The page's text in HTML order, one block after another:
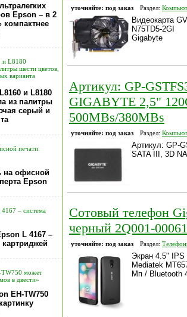
Epson – в 2
компактнее
L8180
шести цветов,
варианта
и L8180
из палитры
серый и
печати:
на офисной
Epson
4167 – система
L 4167 –
картриджей
TW750 может
в двести»
EH-TW750
уточняйте: под заказ Раздел:
Видеокарта
N75TD5-2GI
Gigabyte
Артикул: GP-
GIGABYTE 2,5"
500MBs/380MBs
уточняйте: под заказ Раздел:
Артикул: GP-
SATA III, 3D
Сотовый телефон
черный 2Q001-
уточняйте: под заказ Раздел:
Экран 4.5" IPS
Mediatek
Мп / Bluetooth